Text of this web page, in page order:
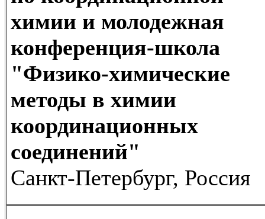
химии и молодежная
конференция-школа
"Физико-химические
методы в химии
координационных
соединений"
Санкт-Петербург, Россия